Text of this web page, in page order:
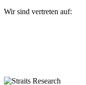
Wir sind vertreten auf: